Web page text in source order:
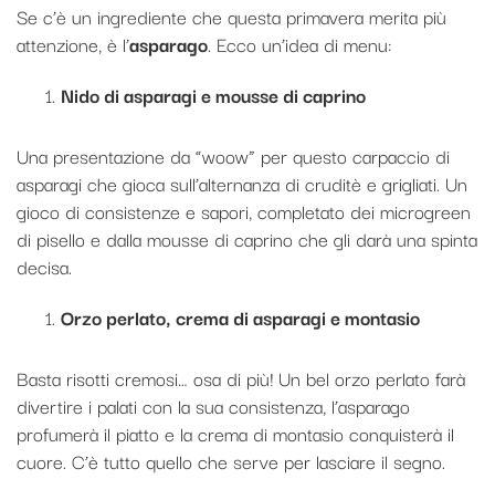
Se c’è un ingrediente che questa primavera merita più
attenzione, è l’asparago. Ecco un’idea di menu:
Nido di asparagi e mousse di caprino
Una presentazione da “woow” per questo carpaccio di
asparagi che gioca sull’alternanza di cruditè e grigliati. Un
gioco di consistenze e sapori, completato dei microgreen
di pisello e dalla mousse di caprino che gli darà una spinta
decisa.
Orzo perlato, crema di asparagi e montasio
Basta risotti cremosi… osa di più! Un bel orzo perlato farà
divertire i palati con la sua consistenza, l’asparago
profumerà il piatto e la crema di montasio conquisterà il
cuore. C’è tutto quello che serve per lasciare il segno.